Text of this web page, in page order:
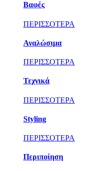
Βαφές
ΠΕΡΙΣΣΟΤΕΡΑ
Αναλώσιμα
ΠΕΡΙΣΣΟΤΕΡΑ
Τεχνικά
ΠΕΡΙΣΣΟΤΕΡΑ
Styling
ΠΕΡΙΣΣΟΤΕΡΑ
Περιποίηση